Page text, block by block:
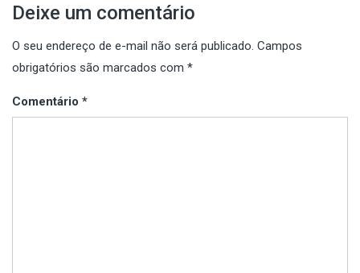
Deixe um comentário
O seu endereço de e-mail não será publicado. Campos
obrigatórios são marcados com *
Comentário *